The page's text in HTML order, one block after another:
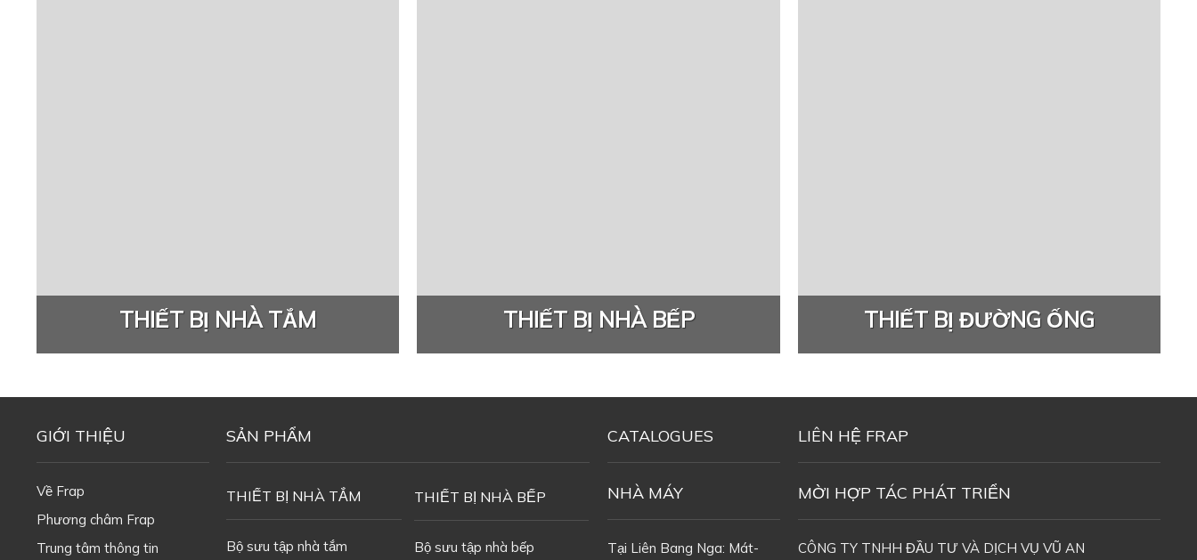
THIẾT BỊ NHÀ TẮM THIẾT BỊ NHÀ BẾP THIẾT BỊ ĐƯỜNG ỐNG
GIỚI THIỆU
Về Frap
Phương châm Frap
Trung tâm thông tin
SẢN PHẨM
THIẾT BỊ NHÀ TẮM
Bộ sưu tập nhà tắm
THIẾT BỊ NHÀ BẾP
Bộ sưu tập nhà bếp
CATALOGUES
NHÀ MÁY
Tại Liên Bang Nga: Mát-
LIÊN HỆ FRAP
MỜI HỢP TÁC PHÁT TRIỂN
CÔNG TY TNHH ĐẦU TƯ VÀ DỊCH VỤ VŨ AN